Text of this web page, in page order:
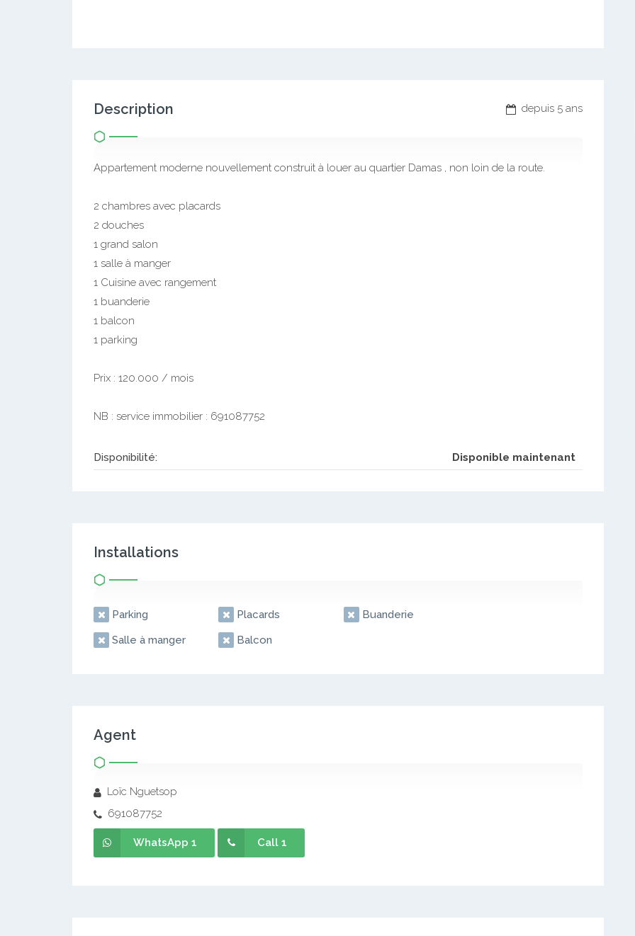
depuis 5 ans
Description
Appartement moderne nouvellement construit à louer au quartier Damas , non loin de la route.
2 chambres avec placards
2 douches
1 grand salon
1 salle à manger
1 Cuisine avec rangement
1 buanderie
1 balcon
1 parking
Prix : 120.000 / mois
NB : service immobilier : 691087752
Disponibilité: Disponible maintenant
Installations
Parking
Salle à manger
Placards
Balcon
Buanderie
Agent
Loïc Nguetsop
691087752
WhatsApp 1 Call 1